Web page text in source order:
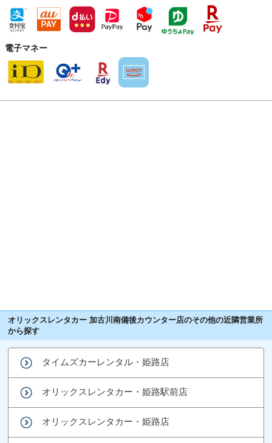
電子マネー
オリックスレンタカー 加古川南備後カウンター店のその他の近隣営業所
から探す
タイムズカーレンタル・姫路店
オリックスレンタカー・姫路駅前店
オリックスレンタカー・姫路店